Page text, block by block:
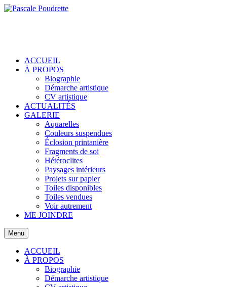
ACCUEIL
À PROPOS
Biographie
Démarche artistique
CV artistique
ACTUALITÉS
GALERIE
Aquarelles
Couleurs suspendues
Éclosion printanière
Fragments de soi
Hétéroclites
Paysages intérieurs
Projets sur papier
Toiles disponibles
Toiles vendues
Voir autrement
ME JOINDRE
Menu
ACCUEIL
À PROPOS
Biographie
Démarche artistique